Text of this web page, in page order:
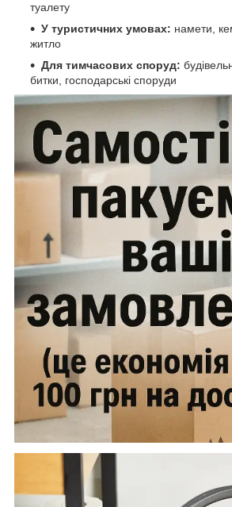
туалету
У туристичних умовах: намети,
житло
Для тимчасових споруд:
битки, господарські споруди